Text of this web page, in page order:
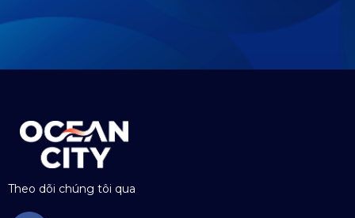
Theo dõi chúng tôi qua